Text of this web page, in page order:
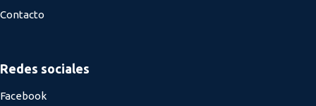
Contacto
Redes sociales
Facebook